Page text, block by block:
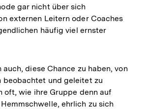
gar nicht über sich
externen Leitern oder Coaches
häufig viel ernster
diese Chance zu haben, von
beobachtet und geleitet zu
oft, wie ihre Gruppe denn auf
ehrlich zu sich